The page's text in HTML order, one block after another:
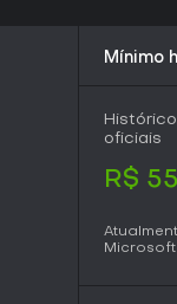
conforme o
de construção
mantendo
uma tela em
modos Carreira e
específicas ou
Mínimo
oficiais
R$